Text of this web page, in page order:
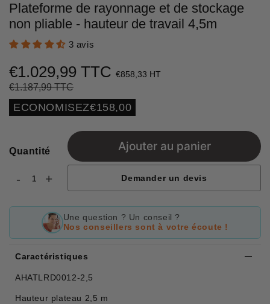
Plateforme de rayonnage et de stockage
non pliable - hauteur de travail 4,5m
3 avis
€1.029,99 TTC €858,33 HT
€1.187,99 TTC
régulier
réduit
Unit
price
ECONOMISEZ€158,00
Quantité
- +
Ajouter au panier
Demander un devis
Une question ? Un conseil ?
Nos conseillers sont à votre écoute !
Caractéristiques
AHATLRD0012-2,5
Hauteur plateau 2,5 m